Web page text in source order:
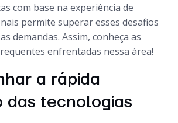
com base na experiência de
permite superar esses desafios
demandas. Assim, conheça as
enfrentadas nessa área!
a rápida
das tecnologias